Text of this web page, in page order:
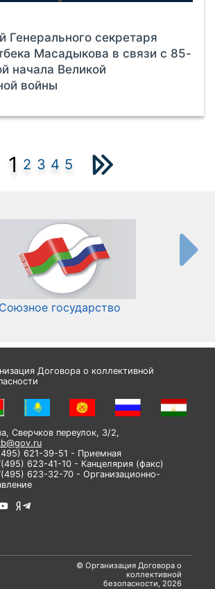
Генерального секретаря
Масадыкова в связи с 85-
начала Великой
войны
1 2 3 4 5
Союзное государство
Договора о коллективной
Сверчков переулок, 3/2,
621-39-51 - Приемная
623-41-10 - Канцелярия (факс)
32-70 - Организационно-
© Организация Договора о
коллективной
безопасности, 2026